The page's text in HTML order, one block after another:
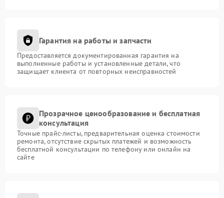
Гарантия на работы и запчасти
Предоставляется документированная гарантия на
выполненные работы и установленные детали, что
защищает клиента от повторных неисправностей
Прозрачное ценообразование и бесплатная
консультация
Точные прайс-листы, предварительная оценка стоимости
ремонта, отсутствие скрытых платежей и возможность
бесплатной консультации по телефону или онлайн на
сайте